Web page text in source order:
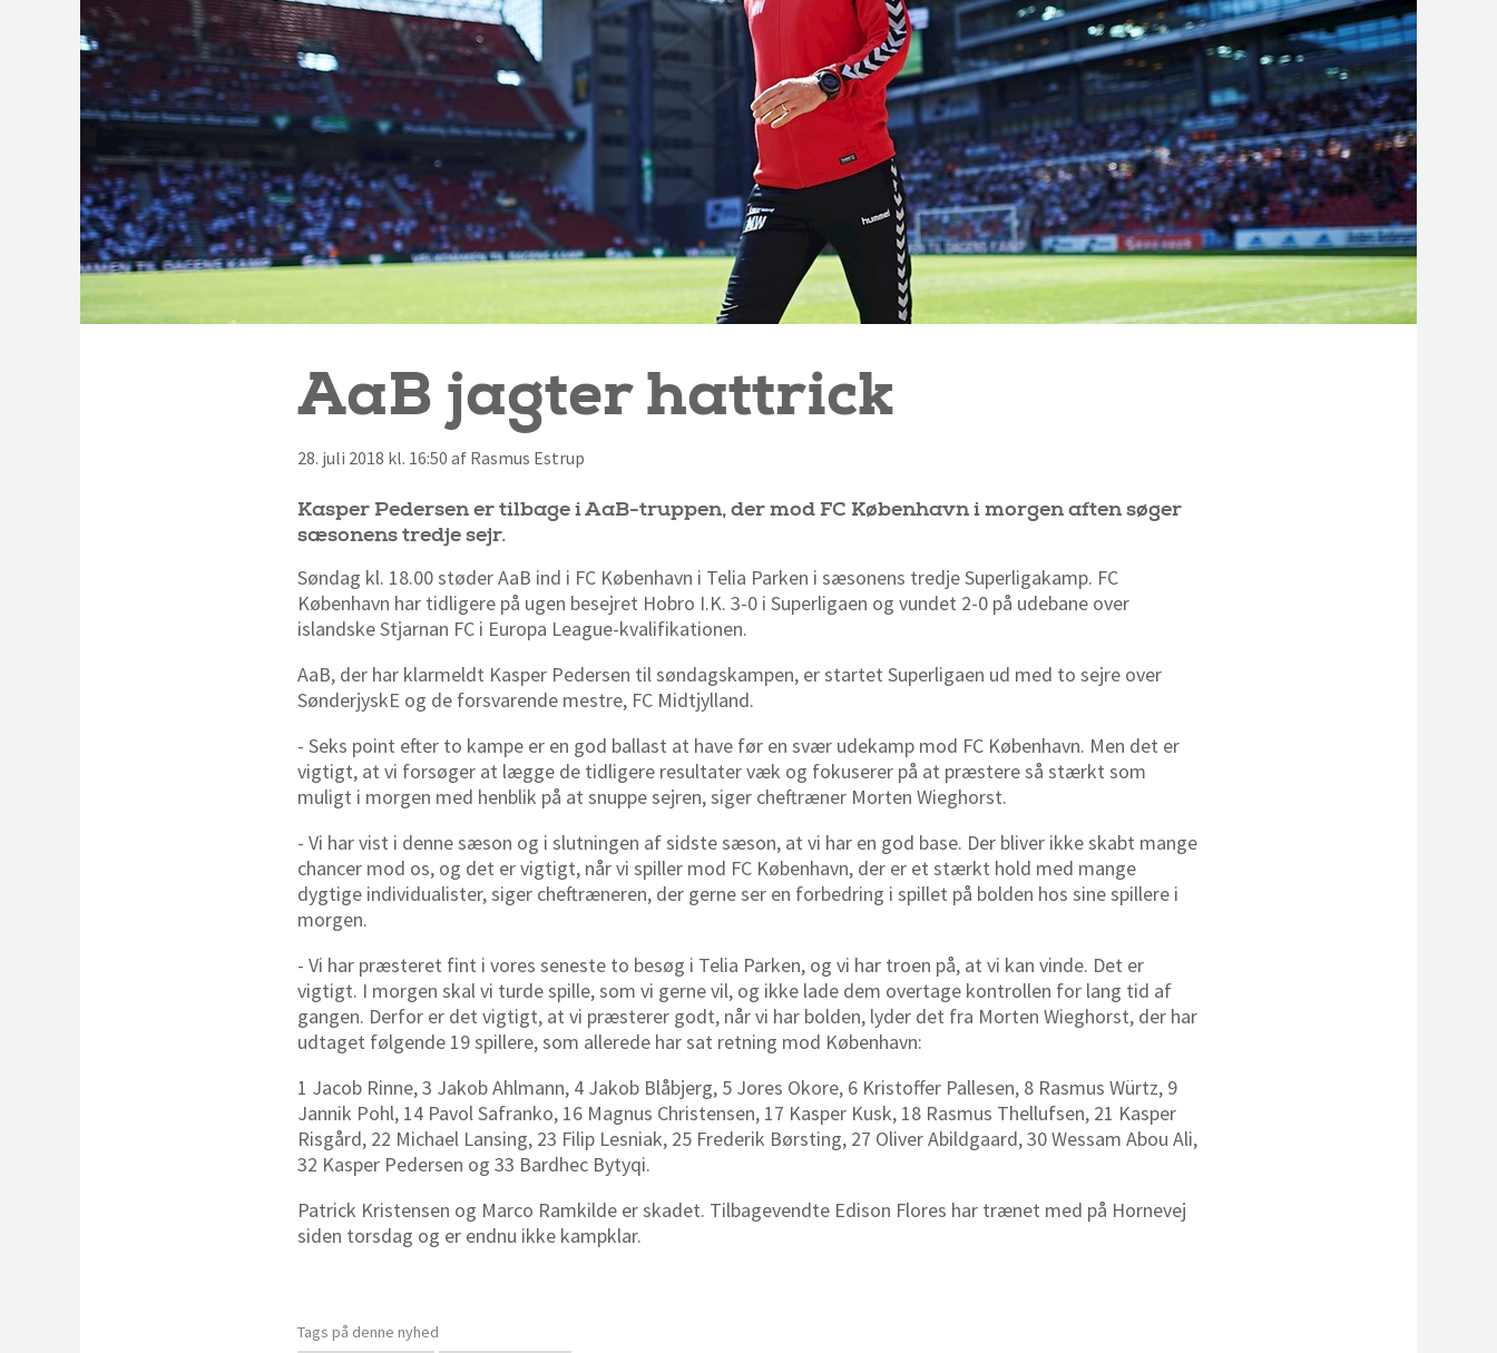
AaB jagter hattrick
28. juli 2018 kl. 16:50 af Rasmus Estrup
Kasper Pedersen er tilbage i AaB-truppen, der mod FC København i morgen aften søger
sæsonens tredje sejr.
Søndag kl. 18.00 støder AaB ind i FC København i Telia Parken i sæsonens tredje Superligakamp. FC
København har tidligere på ugen besejret Hobro I.K. 3-0 i Superligaen og vundet 2-0 på udebane over
islandske Stjarnan FC i Europa League-kvalifikationen.
AaB, der har klarmeldt Kasper Pedersen til søndagskampen, er startet Superligaen ud med to sejre over
SønderjyskE og de forsvarende mestre, FC Midtjylland.
- Seks point efter to kampe er en god ballast at have før en svær udekamp mod FC København. Men det er
vigtigt, at vi forsøger at lægge de tidligere resultater væk og fokuserer på at præstere så stærkt som
muligt i morgen med henblik på at snuppe sejren, siger cheftræner Morten Wieghorst.
- Vi har vist i denne sæson og i slutningen af sidste sæson, at vi har en god base. Der bliver ikke skabt mange
chancer mod os, og det er vigtigt, når vi spiller mod FC København, der er et stærkt hold med mange
dygtige individualister, siger cheftræneren, der gerne ser en forbedring i spillet på bolden hos sine spillere i
morgen.
- Vi har præsteret fint i vores seneste to besøg i Telia Parken, og vi har troen på, at vi kan vinde. Det er
vigtigt. I morgen skal vi turde spille, som vi gerne vil, og ikke lade dem overtage kontrollen for lang tid af
gangen. Derfor er det vigtigt, at vi præsterer godt, når vi har bolden, lyder det fra Morten Wieghorst, der har
udtaget følgende 19 spillere, som allerede har sat retning mod København:
1 Jacob Rinne, 3 Jakob Ahlmann, 4 Jakob Blåbjerg, 5 Jores Okore, 6 Kristoffer Pallesen, 8 Rasmus Würtz, 9
Jannik Pohl, 14 Pavol Safranko, 16 Magnus Christensen, 17 Kasper Kusk, 18 Rasmus Thellufsen, 21 Kasper
Risgård, 22 Michael Lansing, 23 Filip Lesniak, 25 Frederik Børsting, 27 Oliver Abildgaard, 30 Wessam Abou Ali,
32 Kasper Pedersen og 33 Bardhec Bytyqi.
Patrick Kristensen og Marco Ramkilde er skadet. Tilbagevendte Edison Flores har trænet med på Hornevej
siden torsdag og er endnu ikke kampklar.
Tags på denne nyhed